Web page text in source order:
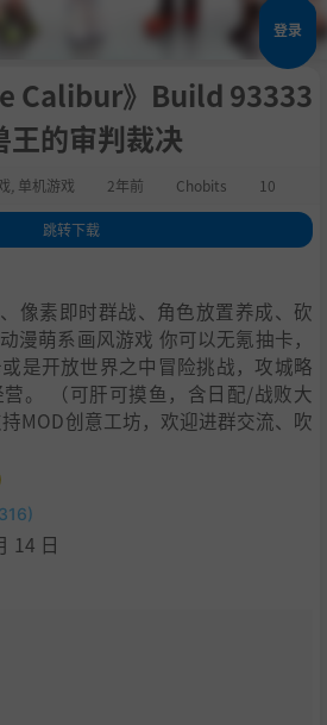
登录
Calibur》Build 93333
王的审判裁决
单机游戏 2年前 Chobits 10
跳转下载
像素即时群战、角色放置养成、砍
漫萌系画风游戏 你可以无氪抽卡，
是开放世界之中冒险挑战，攻城略
。 （可肝可摸鱼，含日配/战败大
MOD创意工坊，欢迎进群交流、吹
14 日